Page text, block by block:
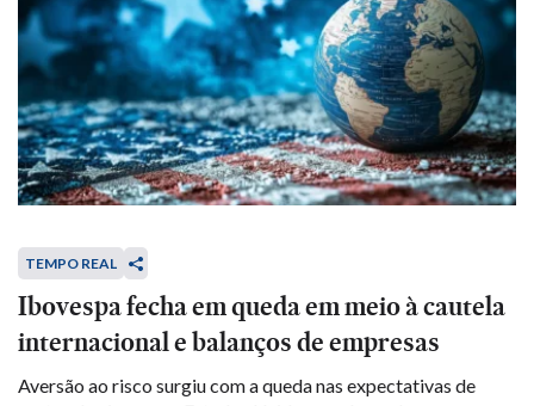
TEMPO REAL
Ibovespa fecha em queda em meio à cautela
internacional e balanços de empresas
Aversão ao risco surgiu com a queda nas expectativas de